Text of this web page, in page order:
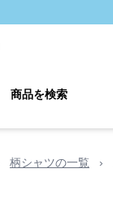
商品を検索
柄シャツの一覧 ›